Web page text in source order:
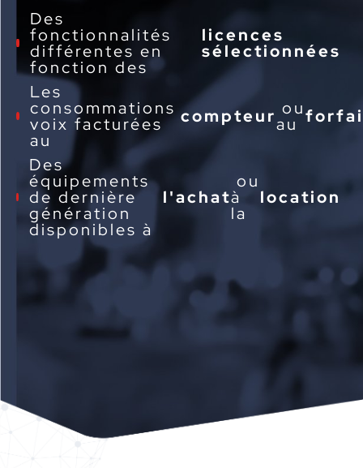
Des
fonctionnalités
différentes en
fonction des
licences
sélectionnées
Les
consommations
voix facturées
au
compteur ou
au
Des
équipements
de dernière
génération
disponibles à
l'achat
ou
à
la
location